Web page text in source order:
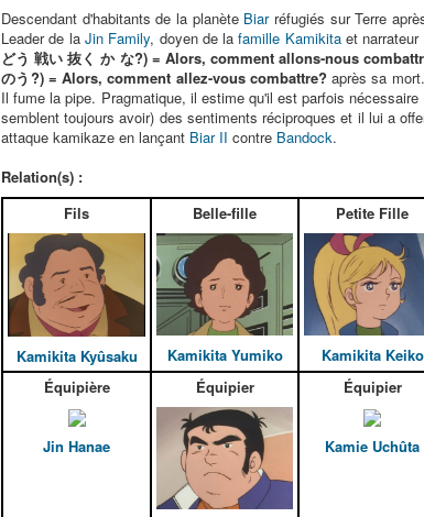
Descendant d'habitants de la planète Biarréfugiés sur Terre
Leader de la Jin Family, doyen de lafamille Kamikitaet narrateur
どう 戦い 抜く か な?) = Alors, comment allons-nous
のう?) = Alors, comment allez-vous combattre? après sa
Il fume la pipe. Pragmatique, il estime qu'il est parfois
semblent toujours avoir) des sentiments réciproques et il lui a
attaque kamikaze en lançant Biar II contre Bandock.
Relation(s) :
Fils
Kamikita Kyûsaku
Belle-fille
Kamikita Yumiko
Petite Fille
Kamikita Keiko
Équipière
Jin Hanae
Équipier Équipier
Kamie Uchûta